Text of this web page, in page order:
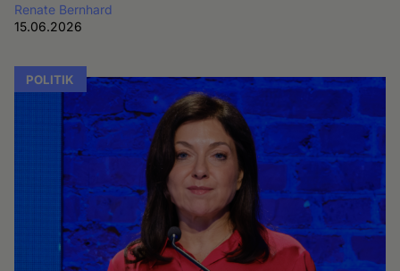
Renate Bernhard
15.06.2026
POLITIK